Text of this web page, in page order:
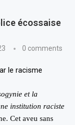
écossaise
0 comments
et la
institution raciste
Cet aveu sans